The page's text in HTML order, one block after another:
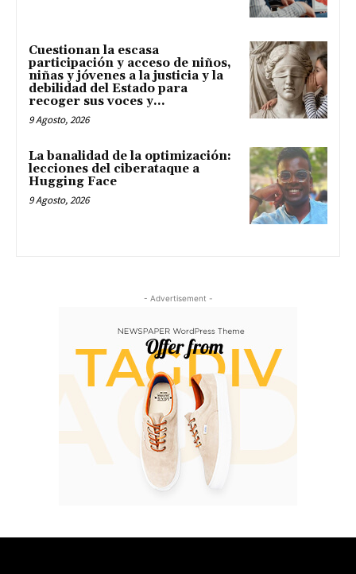
Cuestionan la escasa
participación y acceso de niños,
niñas y jóvenes a la justicia y la
debilidad del Estado para
recoger sus voces y...
9 Agosto, 2026
La banalidad de la optimización:
lecciones del ciberataque a
Hugging Face
9 Agosto, 2026
- Advertisement -